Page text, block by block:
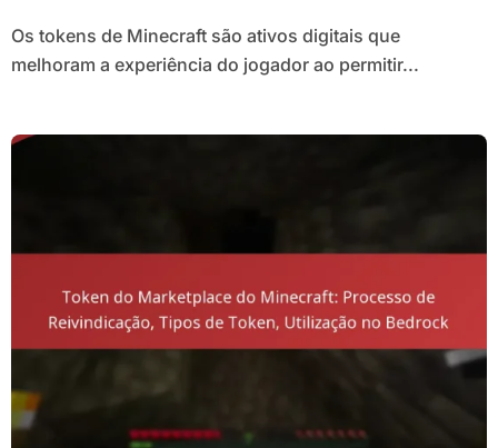
Os tokens de Minecraft são ativos digitais que
melhoram a experiência do jogador ao permitir...